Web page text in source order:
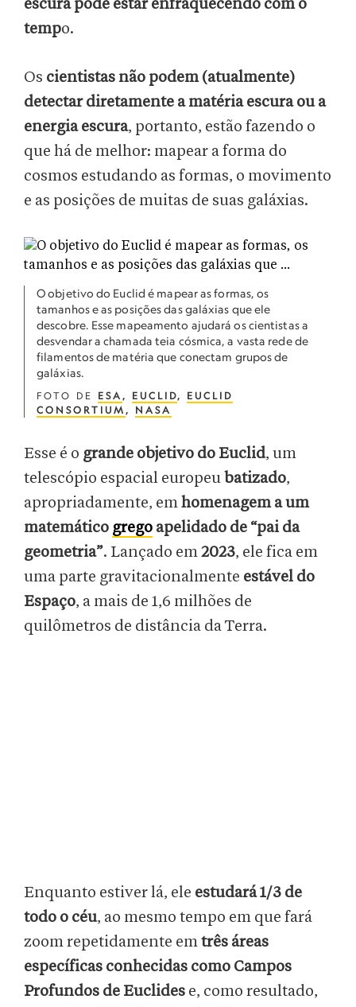
escura pode estar enfraquecendo com o
tempo.
Os cientistas não podem (atualmente)
detectar diretamente a matéria escura ou a
energia escura, portanto, estão fazendo o
que há de melhor: mapear a forma do
cosmos estudando as formas, o movimento
e as posições de muitas de suas galáxias.
O objetivo do Euclid é mapear as formas, os
tamanhos e as posições das galáxias que ele
descobre. Esse mapeamento ajudará os cientistas a
desvendar a chamada teia cósmica, a vasta rede de
filamentos de matéria que conectam grupos de
galáxias.
FOTO DE ESA , EUCLID, EUCLID
CONSORTIUM , NASA
Esse é o grande objetivo do Euclid, um
telescópio espacial europeu batizado,
apropriadamente, emhomenagem a um
matemático grego apelidado de “pai da
geometria”. Lançado em2023, ele fica em
uma parte gravitacionalmente estável do
Espaço, a mais de 1,6 milhões de
quilômetros de distância da Terra.
Enquanto estiver lá, ele estudará 1/3 de
todo o céu, ao mesmo tempo em que fará
zoom repetidamente emtrês áreas
específicas conhecidas como Campos
Profundos de Euclides e, como resultado,